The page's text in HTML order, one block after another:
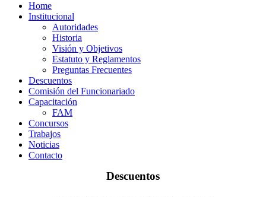
Home
Institucional
Autoridades
Historia
Visión y Objetivos
Estatuto y Reglamentos
Preguntas Frecuentes
Descuentos
Comisión del Funcionariado
Capacitación
FAM
Concursos
Trabajos
Noticias
Contacto
Descuentos